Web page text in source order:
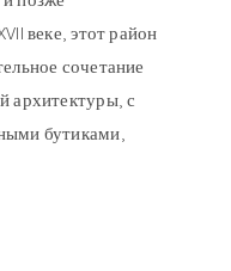
веке, этот район
сочетание
архитектуры, с
бутиками,